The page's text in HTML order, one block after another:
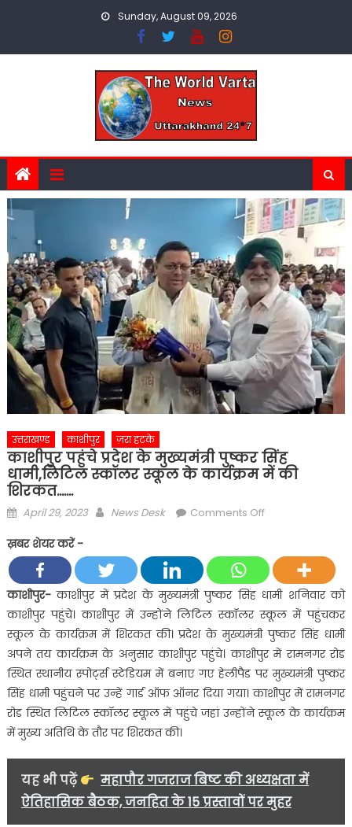
Sunday, August 09, 2026
उत्तराखण्ड काशीपुर ज़रा हटके
काशीपुर पहुंचे प्रदेश के मुख्यमंत्री पुष्कर सिंह
धामी,लिटिल स्कॉलर स्कूल के कार्यक्रम में की
शिरकत…….
Posted
April 29, 2023 Author
News Desk Comments Offon
प्रदेश
के
मुख्यमंत्री
पुष्कर
सिंह
धामी,लिटिल
स्कॉलर
स्कूल
के
शिरकत…….
ख़बर शेयर करें -
काशीपुर-काशीपुर में प्रदेश के मुख्यमंत्री पुष्कर सिंह धामी शनिवार को
काशीपुर पहुंचे। काशीपुर में उन्होंने लिटिल स्कॉलर स्कूल में पहुंचकर
स्कूल के कार्यक्रम में शिरकत की। प्रदेश के मुख्यमंत्री पुष्कर सिंह धामी
अपने तय कार्यक्रम के अनुसार काशीपुर पहुंचे। काशीपुर में रामनगर रोड
स्थित स्थानीय स्पोर्ट्स स्टेडियम में बनाए गए हेलीपैड पर मुख्यमंत्री पुष्कर
सिंह धामी पहुंचने पर उन्हें गार्ड ऑफ ऑनर दिया गया। काशीपुर में रामनगर
रोड स्थित लिटिल स्कॉलर स्कूल में पहुंचे जहां उन्होंने स्कूल के कार्यक्रम
में मुख्य अतिथि के तौर पर शिरकत की।
यह भी पढ़ें
महापौर गजराज बिष्ट की अध्यक्षता में
ऐतिहासिक बैठक, जनहित के 15 प्रस्तावों पर मुहर